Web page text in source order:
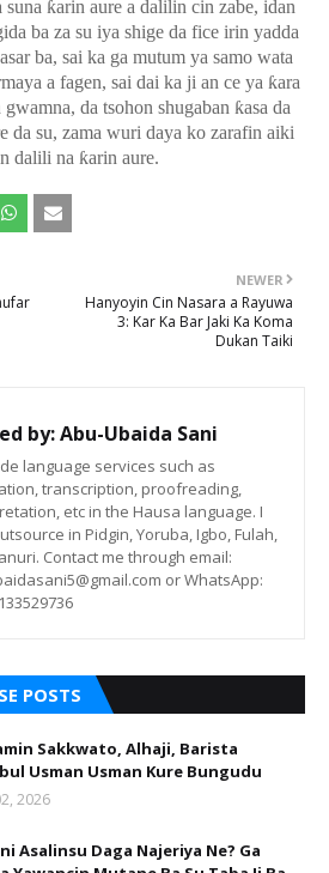
suna ƙarin aure a dalilin cin zabe, idan
ba za su iya shige da fice irin yadda
ba, sai ka ga mutum ya samo wata
a fagen, sai dai ka ji an ce ya ƙara
da tsohon shugaban ƙasa da
da su, zama wuri daya ko zarafin aiki
dalili na ƙarin aure.
NEWER
Hanyoyin Cin Nasara a Rayuwa
3: Kar Ka Bar Jaki Ka Koma
Dukan Taiki
by:Abu-Ubaida Sani
language services such as
transcription, proofreading,
etc in the Hausa language. I
in Pidgin, Yoruba, Igbo, Fulah,
Contact me through email:
or WhatsApp:
POSTS
Sakkwato, Alhaji, Barista
Usman Usman Kure Bungudu
2026
Asalinsu Daga Najeriya Ne? Ga